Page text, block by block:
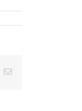
E-